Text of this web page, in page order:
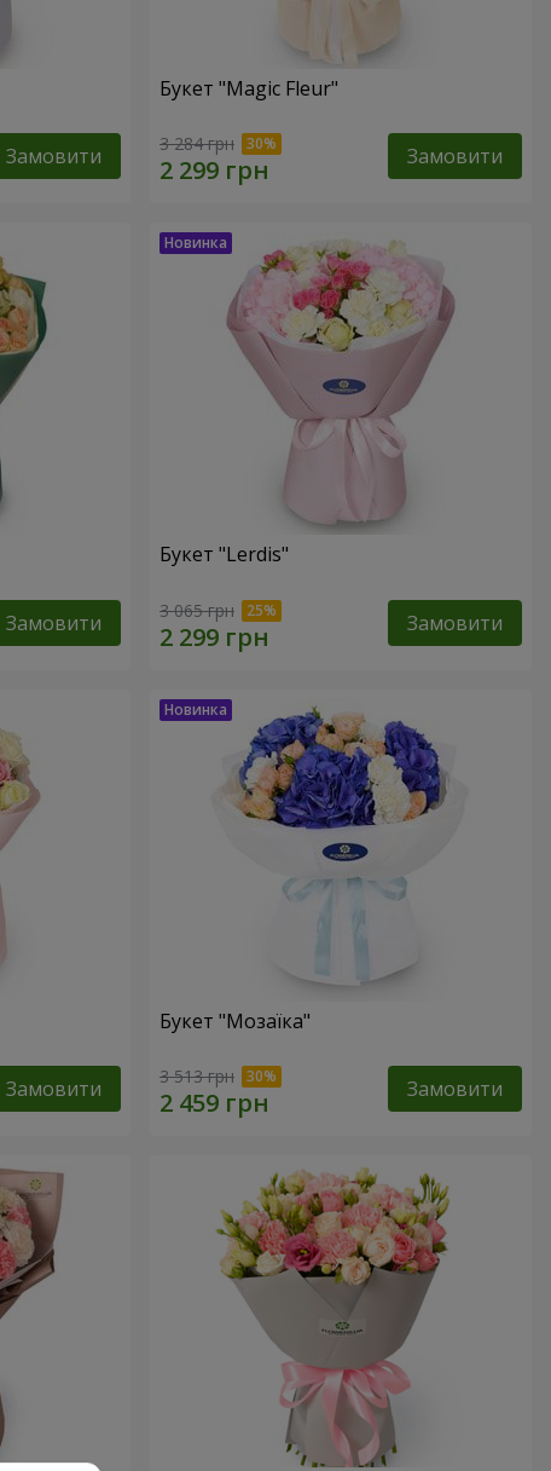
Замовити
Букет "Magic Fleur"
3 284 грн Замовити
Замовити
Букет "Lerdis"
3 065 грн Замовити
Замовити
Букет "Мозаїка"
3 513 грн Замовити